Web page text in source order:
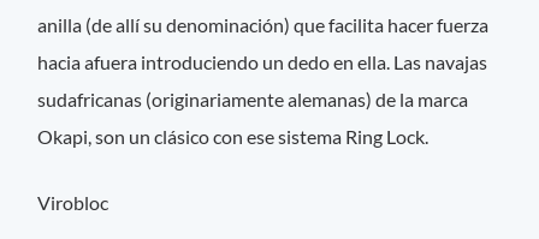
anilla (de allí su denominación) que facilita hacer fuerza
hacia afuera introduciendo un dedo en ella. Las navajas
sudafricanas (originariamente alemanas) de la marca
Okapi, son un clásico con ese sistema Ring Lock.
Virobloc